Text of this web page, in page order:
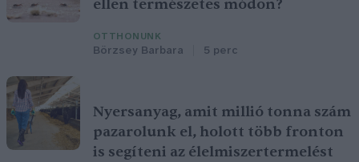
ellen természetes módon?
OTTHONUNK
Börzsey Barbara 5 perc
Nyersanyag, amit millió tonna szám
pazarolunk el, holott több fronton
is segíteni az élelmiszertermelést